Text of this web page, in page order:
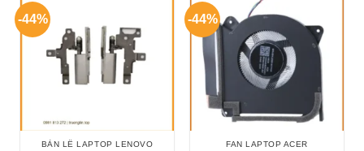
-44%
BẢN LỀ LAPTOP LENOVO
-44%
FAN LAPTOP ACER